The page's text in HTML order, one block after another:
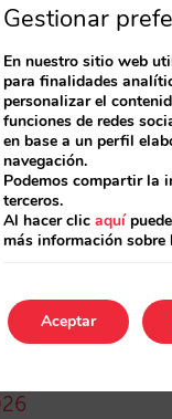
2026
Gestionar
En nuestro sitio web
para finalidades
personalizar el
funciones de redes
en base a un perfil
navegación.
Podemos compartir la
terceros.
Al hacer clic aquí
más información
Aceptar